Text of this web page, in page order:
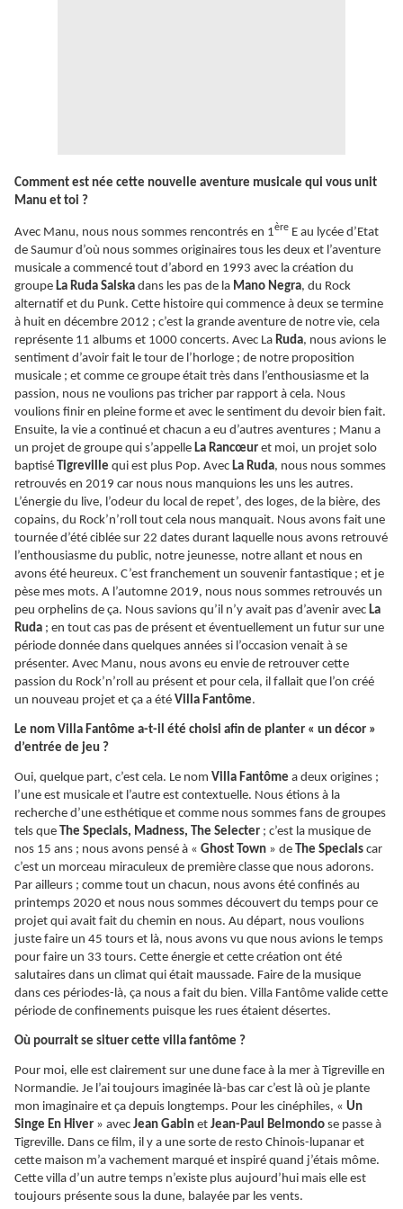
Comment est née cette nouvelle aventure musicale qui vous unit
Manu et toi ?
Avec Manu, nous nous sommes rencontrés en 1ère E au lycée d’Etat
de Saumur d’où nous sommes originaires tous les deux et l’aventure
musicale a commencé tout d’abord en 1993 avec la création du
groupe La Ruda Salska dans les pas de la Mano Negra, du Rock
alternatif et du Punk. Cette histoire qui commence à deux se termine
à huit en décembre 2012 ; c’est la grande aventure de notre vie, cela
représente 11 albums et 1000 concerts. Avec La Ruda, nous avions le
sentiment d’avoir fait le tour de l’horloge ; de notre proposition
musicale ; et comme ce groupe était très dans l’enthousiasme et la
passion, nous ne voulions pas tricher par rapport à cela. Nous
voulions finir en pleine forme et avec le sentiment du devoir bien fait.
Ensuite, la vie a continué et chacun a eu d’autres aventures ; Manu a
un projet de groupe qui s’appelle La Rancœur et moi, un projet solo
baptisé Tigreville qui est plus Pop. Avec La Ruda, nous nous sommes
retrouvés en 2019 car nous nous manquions les uns les autres.
L’énergie du live, l’odeur du local de repet’, des loges, de la bière, des
copains, du Rock’n’roll tout cela nous manquait. Nous avons fait une
tournée d’été ciblée sur 22 dates durant laquelle nous avons retrouvé
l’enthousiasme du public, notre jeunesse, notre allant et nous en
avons été heureux. C’est franchement un souvenir fantastique ; et je
pèse mes mots. A l’automne 2019, nous nous sommes retrouvés un
peu orphelins de ça. Nous savions qu’il n’y avait pas d’avenir avec La
Ruda ; en tout cas pas de présent et éventuellement un futur sur une
période donnée dans quelques années si l’occasion venait à se
présenter. Avec Manu, nous avons eu envie de retrouver cette
passion du Rock’n’roll au présent et pour cela, il fallait que l’on créé
un nouveau projet et ça a été Villa Fantôme.
Le nom Villa Fantôme a-t-il été choisi afin de planter « un décor »
d’entrée de jeu ?
Oui, quelque part, c’est cela. Le nom Villa Fantôme a deux origines ;
l’une est musicale et l’autre est contextuelle. Nous étions à la
recherche d’une esthétique et comme nous sommes fans de groupes
tels que The Specials, Madness, The Selecter ; c’est la musique de
nos 15 ans ; nous avons pensé à « Ghost Town » de The Specials car
c’est un morceau miraculeux de première classe que nous adorons.
Par ailleurs ; comme tout un chacun, nous avons été confinés au
printemps 2020 et nous nous sommes découvert du temps pour ce
projet qui avait fait du chemin en nous. Au départ, nous voulions
juste faire un 45 tours et là, nous avons vu que nous avions le temps
pour faire un 33 tours. Cette énergie et cette création ont été
salutaires dans un climat qui était maussade. Faire de la musique
dans ces périodes-là, ça nous a fait du bien. Villa Fantôme valide cette
période de confinements puisque les rues étaient désertes.
Où pourrait se situer cette villa fantôme ?
Pour moi, elle est clairement sur une dune face à la mer à Tigreville en
Normandie. Je l’ai toujours imaginée là-bas car c’est là où je plante
mon imaginaire et ça depuis longtemps. Pour les cinéphiles, « Un
Singe En Hiver » avec Jean Gabin et Jean-Paul Belmondo se passe à
Tigreville. Dans ce film, il y a une sorte de resto Chinois-lupanar et
cette maison m’a vachement marqué et inspiré quand j’étais môme.
Cette villa d’un autre temps n’existe plus aujourd’hui mais elle est
toujours présente sous la dune, balayée par les vents.